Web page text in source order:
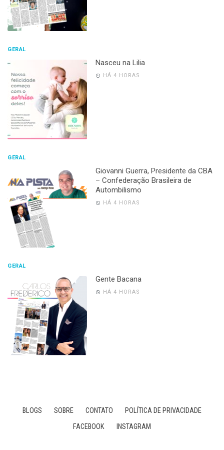
GERAL
Nasceu na Lilia
HÁ 4 HORAS
GERAL
Giovanni Guerra, Presidente da CBA
– Confederação Brasileira de
Autombilismo
HÁ 4 HORAS
GERAL
Gente Bacana
HÁ 4 HORAS
BLOGS SOBRE CONTATO
POLÍTICA DE PRIVACIDADE
FACEBOOK
INSTAGRAM